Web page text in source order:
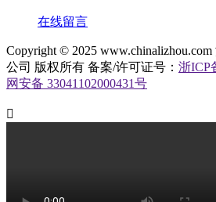
在线留言
Copyright © 2025
公司 版权所有 备案/许可证号： 浙ICP
网安备 33041102000431号
